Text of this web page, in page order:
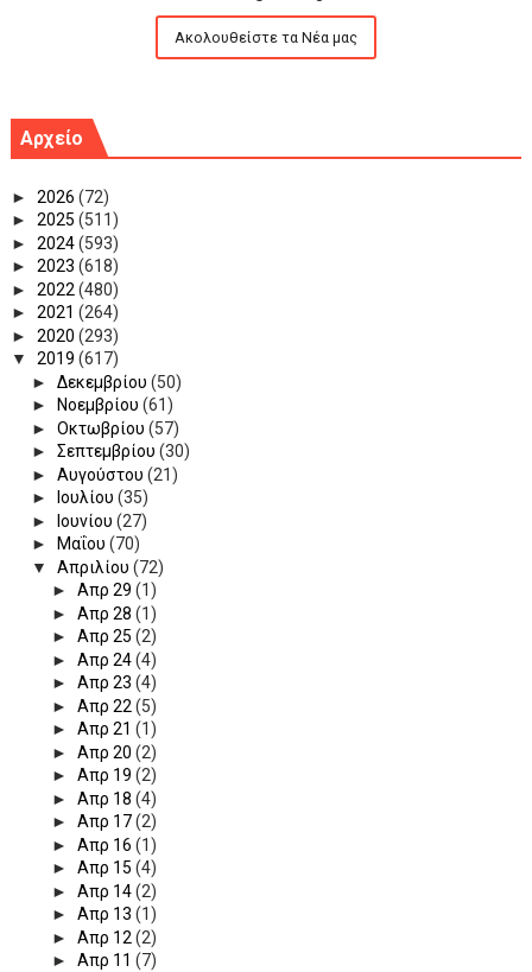
Ακολουθείστε τα Νέα μας
Αρχείο
► 2026 (72)
► 2025 (511)
► 2024(593)
► 2023 (618)
► 2022 (480)
► 2021 (264)
► 2020 (293)
▼ 2019 (617)
► Δεκεμβρίου (50)
►
Νοεμβρίου (61)
► Οκτωβρίου (57)
► Σεπτεμβρίου (30)
► Αυγούστου (21)
►
Ιουλίου (35)
►
Ιουνίου (27)
►
Μαΐου (70)
▼ Απριλίου (72)
► Απρ 29 (1)
► Απρ 28 (1)
► Απρ 25 (2)
► Απρ 24(4)
► Απρ 23 (4)
► Απρ 22 (5)
► Απρ 21 (1)
► Απρ 20 (2)
► Απρ 19 (2)
► Απρ 18 (4)
► Απρ 17(2)
► Απρ 16 (1)
► Απρ 15 (4)
► Απρ 14(2)
► Απρ 13 (1)
► Απρ 12 (2)
► Απρ 11 (7)